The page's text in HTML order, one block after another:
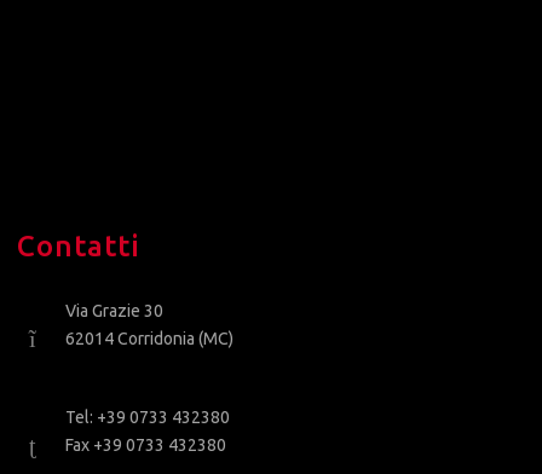
Contatti
Via Grazie 30
62014 Corridonia (MC)
Tel: +39 0733 432380
Fax +39 0733 432380